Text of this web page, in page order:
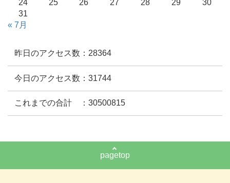
24
25 26 27 28 29
30
31
« 7月
昨日のアクセス数：28364
今日のアクセス数：31744
これまでの合計 ：30500815
pagetop